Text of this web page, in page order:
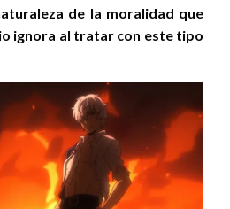
de la moralidad que
ignora al tratar con este tipo